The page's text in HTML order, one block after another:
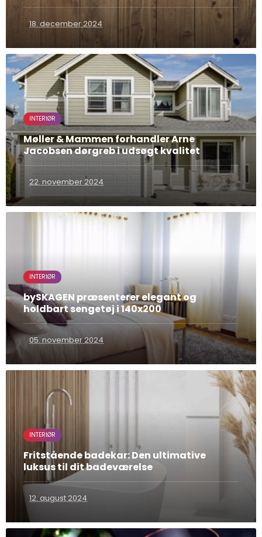
18. december 2024
INTERIØR
Møller & Mammen forhandler Arne
Jacobsen dørgreb i udsøgt kvalitet
22. november 2024
INTERIØR
bySKAGEN præsenterer elegant og
holdbart sengetøj i 140x200
05. november 2024
INTERIØR
Fritstående badekar: Den ultimative
luksus til dit badeværelse
12. august 2024